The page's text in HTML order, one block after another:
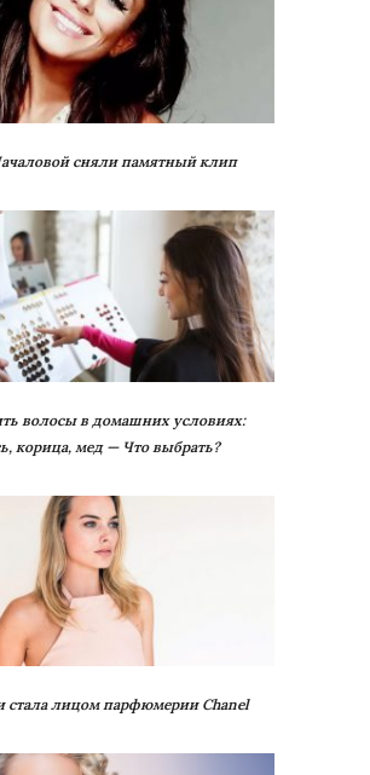
сняли памятный клип
волосы в домашних условиях:
корица, мед — Что выбрать?
стала лицом парфюмерии Chanel